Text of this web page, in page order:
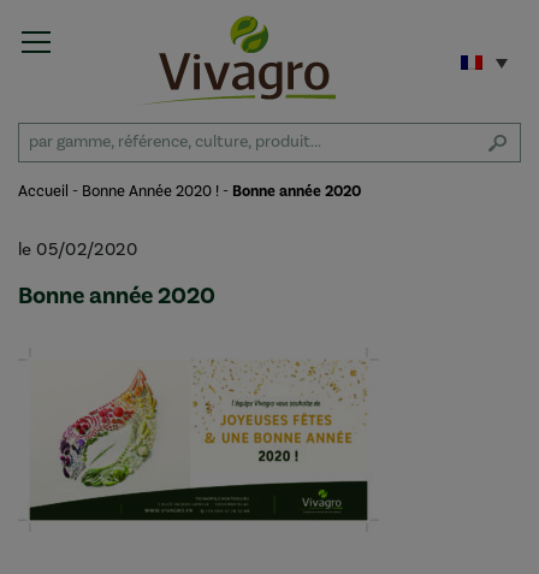
Accueil - Bonne Année 2020 ! - Bonne année 2020
le 05/02/2020
Bonne année 2020